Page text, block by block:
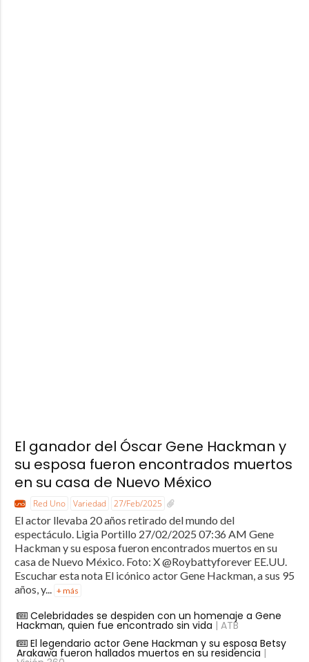
El ganador del Óscar Gene Hackman y
su esposa fueron encontrados muertos
en su casa de Nuevo México
Red Uno Variedad 27/Feb/2025
El actor llevaba 20 años retirado del mundo del
espectáculo. Ligia Portillo 27/02/2025 07:36 AM Gene
Hackman y su esposa fueron encontrados muertos en su
casa de Nuevo México. Foto: X @Roybattyforever EE.UU.
Escuchar esta nota El icónico actor Gene Hackman, a sus 95
años, y...
+ más
Celebridades se despiden con un homenaje a Gene
Hackman, quien fue encontrado sin vida | ATB
El legendario actor Gene Hackman y su esposa Betsy
Arakawa fueron hallados muertos en su residencia |